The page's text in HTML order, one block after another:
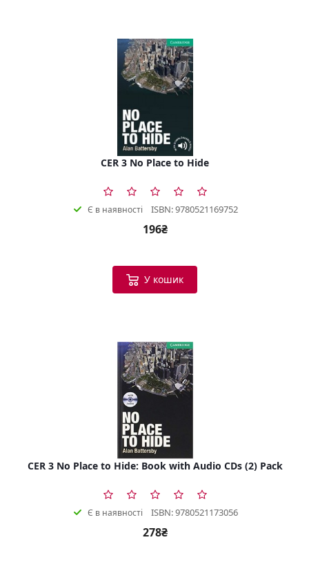
CER 3 No Place to Hide
Є в наявності ISBN: 9780521169752
196₴
У кошик
CER 3 No Place to Hide: Book with Audio CDs (2) Pack
Є в наявності ISBN: 9780521173056
278₴